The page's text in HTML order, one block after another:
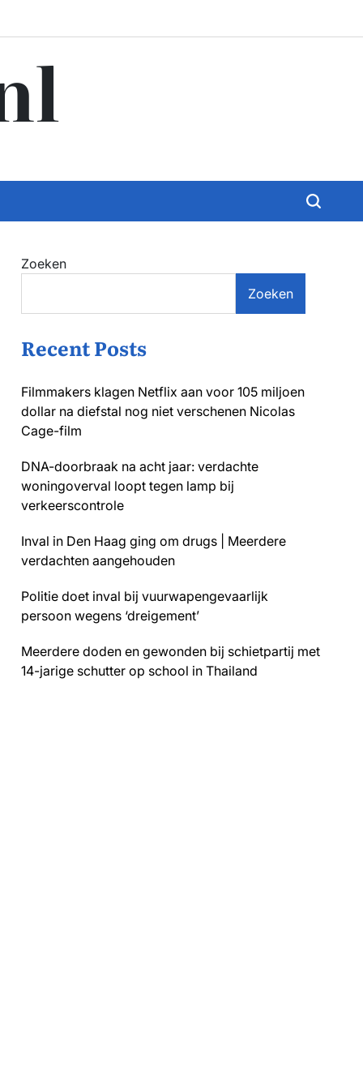
Zoeken
Zoeken
Recent Posts
Filmmakers klagen Netflix aan voor 105 miljoen
dollar na diefstal nog niet verschenen Nicolas
Cage-film
DNA-doorbraak na acht jaar: verdachte
woningoverval loopt tegen lamp bij
verkeerscontrole
Inval in Den Haag ging om drugs | Meerdere
verdachten aangehouden
Politie doet inval bij vuurwapengevaarlijk
persoon wegens ‘dreigement’
Meerdere doden en gewonden bij schietpartij met
14-jarige schutter op school in Thailand